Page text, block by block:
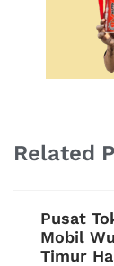
Related
Pusat
Mobil
Timur